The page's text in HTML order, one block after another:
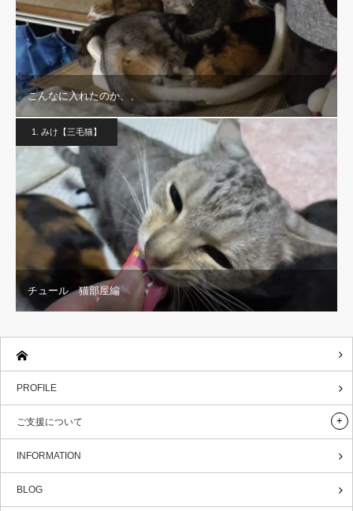
こんなに入れたのか、、
1. みけ【三毛猫】
チュール 猫部屋編
PROFILE
ご支援について
INFORMATION
BLOG